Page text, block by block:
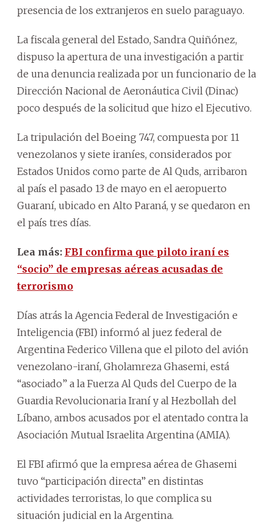
presencia de los extranjeros en suelo paraguayo.
La fiscala general del Estado, Sandra Quiñónez,
dispuso la apertura de una investigación a partir
de una denuncia realizada por un funcionario de la
Dirección Nacional de Aeronáutica Civil (Dinac)
poco después de la solicitud que hizo el Ejecutivo.
La tripulación del Boeing 747, compuesta por 11
venezolanos y siete iraníes, considerados por
Estados Unidos como parte de Al Quds, arribaron
al país el pasado 13 de mayo en el aeropuerto
Guaraní, ubicado en Alto Paraná, y se quedaron en
el país tres días.
Lea más: FBI confirma que piloto iraní es
“socio” de empresas aéreas acusadas de
terrorismo
Días atrás la Agencia Federal de Investigación e
Inteligencia (FBI) informó al juez federal de
Argentina Federico Villena que el piloto del avión
venezolano-iraní, Gholamreza Ghasemi, está
“asociado” a la Fuerza Al Quds del Cuerpo de la
Guardia Revolucionaria Iraní y al Hezbollah del
Líbano, ambos acusados por el atentado contra la
Asociación Mutual Israelita Argentina (AMIA).
El FBI afirmó que la empresa aérea de Ghasemi
tuvo “participación directa” en distintas
actividades terroristas, lo que complica su
situación judicial en la Argentina.